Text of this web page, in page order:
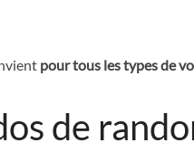
pour tous les types de
de